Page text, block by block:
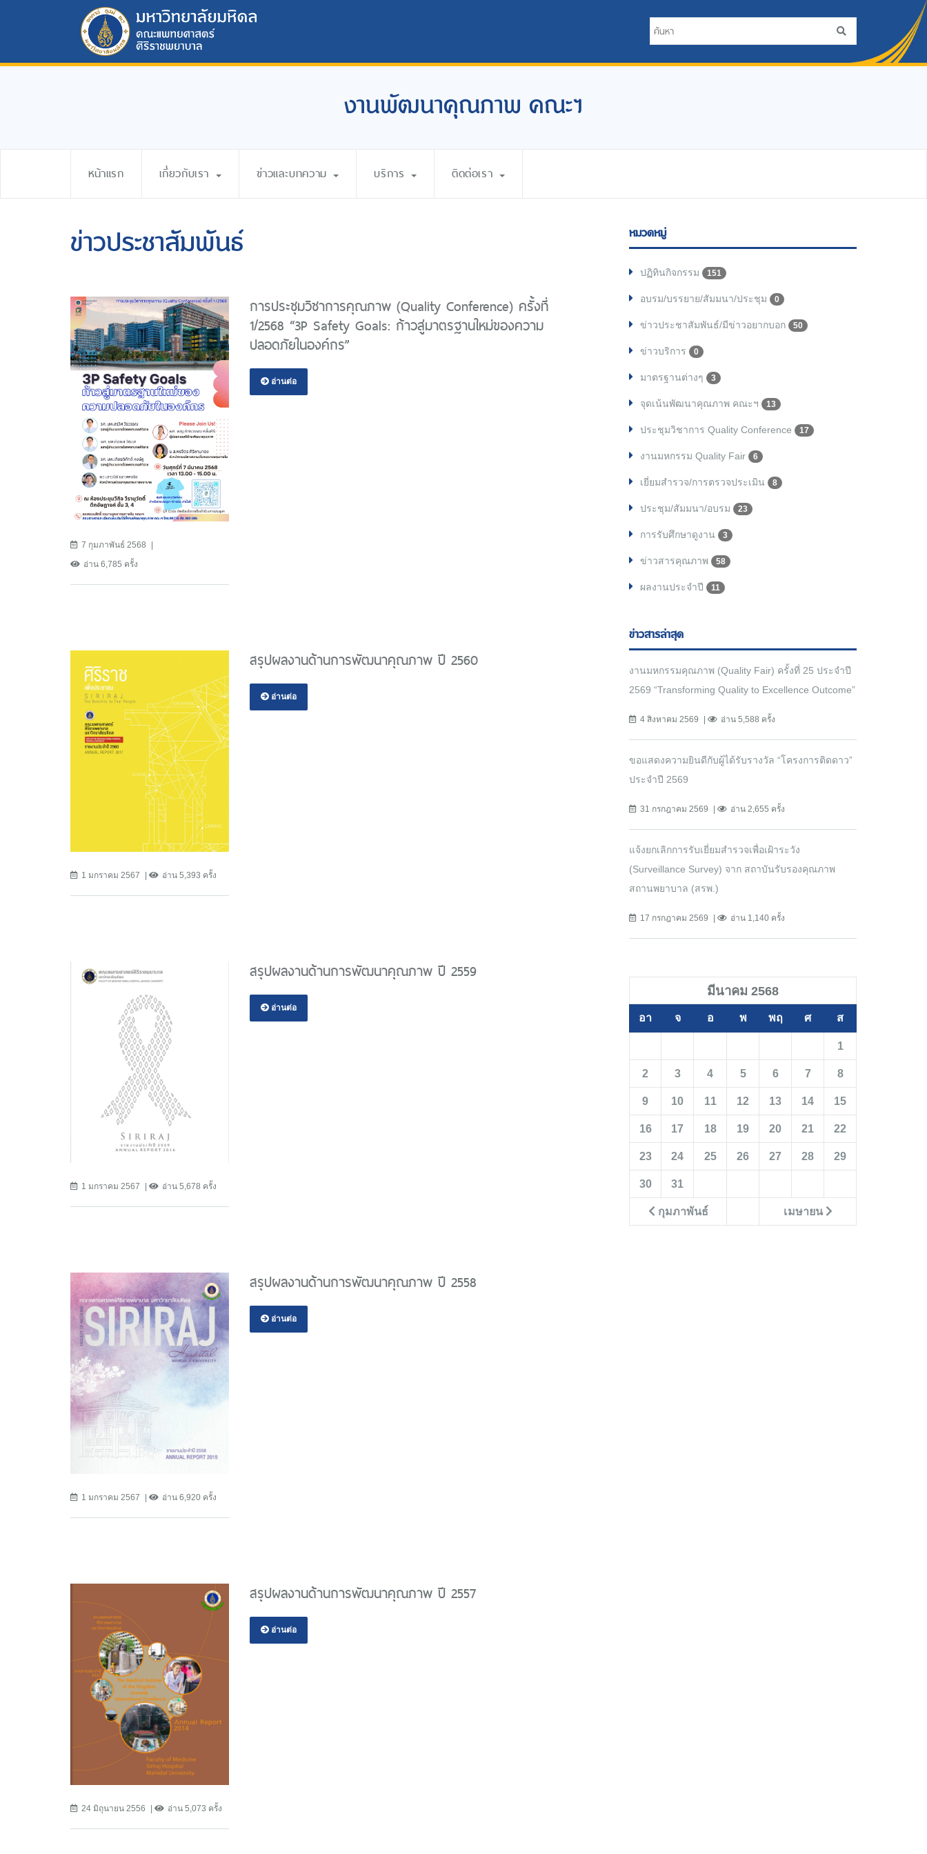
งานพัฒนาคุณภาพ คณะฯ
หน้าแรก เกี่ยวกับเรา ข่าวและบทความ บริการ ติดต่อเรา
ข่าวประชาสัมพันธ์
7 กุมภาพันธ์ 2568
อ่าน 6,785 ครั้ง
การประชุมวิชาการคุณภาพ (Quality Conference) ครั้งที่
1/2568 “3P Safety Goals: ก้าวสู่มาตรฐานใหม่ของความ
ปลอดภัยในองค์กร”
อ่านต่อ
1 มกราคม 2567 อ่าน 5,393 ครั้ง
สรุปผลงานด้านการพัฒนาคุณภาพ ปี 2560
อ่านต่อ
1 มกราคม 2567 อ่าน 5,678 ครั้ง
สรุปผลงานด้านการพัฒนาคุณภาพ ปี 2559
อ่านต่อ
1 มกราคม 2567 อ่าน 6,920 ครั้ง
สรุปผลงานด้านการพัฒนาคุณภาพ ปี 2558
อ่านต่อ
24 มิถุนายน 2556 อ่าน 5,073 ครั้ง
สรุปผลงานด้านการพัฒนาคุณภาพ ปี 2557
อ่านต่อ
หมวดหมู่
ปฏิทินกิจกรรม 151
อบรม/บรรยาย/สัมมนา/ประชุม 0
ข่าวประชาสัมพันธ์/มีข่าวอยากบอก 50
ข่าวบริการ 0
มาตรฐานต่างๆ 3
จุดเน้นพัฒนาคุณภาพ คณะฯ 13
ประชุมวิชาการ Quality Conference 17
งานมหกรรม Quality Fair 6
เยี่ยมสำรวจ/การตรวจประเมิน 8
ประชุม/สัมมนา/อบรม 23
การรับศึกษาดูงาน 3
ข่าวสารคุณภาพ 58
ผลงานประจำปี 11
ข่าวสารล่าสุด
งานมหกรรมคุณภาพ (Quality Fair) ครั้งที่ 25 ประจำปี
2569 “Transforming Quality to Excellence Outcome”
4 สิงหาคม 2569 อ่าน 5,588 ครั้ง
ขอแสดงความยินดีกับผู้ได้รับรางวัล “โครงการติดดาว”
ประจำปี 2569
31 กรกฎาคม 2569 อ่าน 2,655 ครั้ง
แจ้งยกเลิกการรับเยี่ยมสำรวจเพื่อเฝ้าระวัง
(Surveillance Survey) จาก สถาบันรับรองคุณภาพ
สถานพยาบาล (สรพ.)
17 กรกฎาคม 2569 อ่าน 1,140 ครั้ง
มีนาคม 2568
อา จ อ พ พฤ ศ ส
กุมภาพันธ์ เมษายน
1
2 3 4 5 6 7 8
9 10 11 12 13 14 15
16 17 18 19 20 21 22
23 24 25 26 27 28 29
30 31